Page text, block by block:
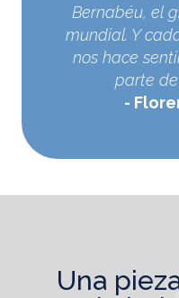
Bernabéu, el
mundial. Y
nos hace
parte
una pieza excepcional,